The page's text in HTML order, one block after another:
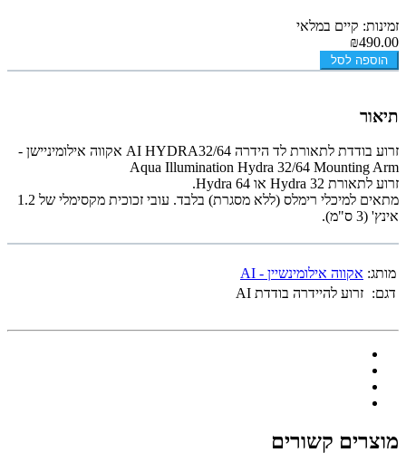
זמינות: קיים במלאי
₪490.00
הוספה לסל
תיאור
זרוע בודדת לתאורת לד הידרה AI HYDRA32/64 אקווה אילומיניישן -
Aqua Illumination Hydra 32/64 Mounting Arm
זרוע לתאורת Hydra 32 או Hydra 64.
מתאים למיכלי רימלס (ללא מסגרת) בלבד. עובי זכוכית מקסימלי של 1.2
אינץ' (3 ס"מ).
מותג: אקווה אילומינשיין - AI
דגם: זרוע להיידרה בודדת AI
מוצרים קשורים